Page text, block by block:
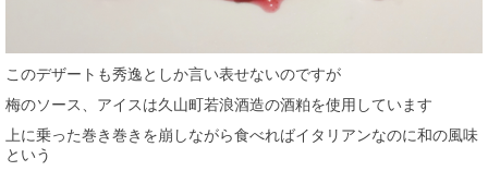
このデザートも秀逸としか言い表せないのですが
梅のソース、アイスは久山町若浪酒造の酒粕を使用しています
上に乗った巻き巻きを崩しながら食べればイタリアンなのに和の風味
という